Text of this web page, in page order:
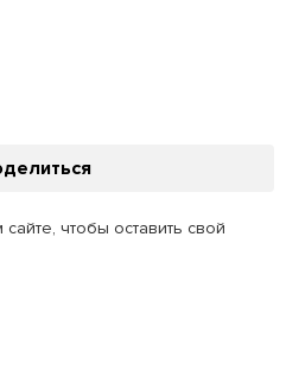
чтобы оставить свой